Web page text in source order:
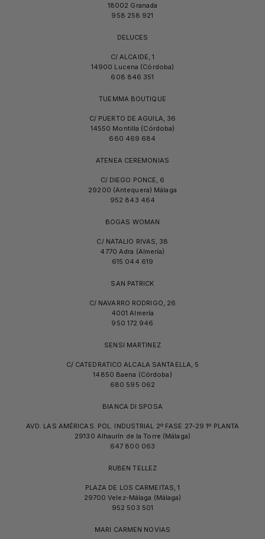
18002 Granada
958 258 921
DELUCES
C/ ALCAIDE, 1
14900 Lucena (Córdoba)
608 846 351
TUEMMA BOUTIQUE
C/ PUERTO DE AGUILA, 36
14550 Montilla (Córdoba)
660 469 684
ATENEA CEREMONIAS
C/ DIEGO PONCE, 6
29200 (Antequera) Málaga
952 843 464
BOGAS WOMAN
C/ NATALIO RIVAS, 38
4770 Adra (Almería)
615 044 619
SAN PATRICK
C/ NAVARRO RODRIGO, 26
4001 Almería
950 172 946
SENSI MARTINEZ
C/ CATEDRATICO ALCALA SANTAELLA, 5
14850 Baena (Córdoba)
680 595 062
BIANCA DI SPOSA
AVD. LAS AMÉRICAS. POL. INDUSTRIAL 2º FASE 27-29 1º PLANTA
29130 Alhaurín de la Torre (Málaga)
647 800 063
RUBEN TELLEZ
PLAZA DE LOS CARMEITAS, 1
29700 Velez-Málaga (Málaga)
952 503 501
MARI CARMEN NOVIAS